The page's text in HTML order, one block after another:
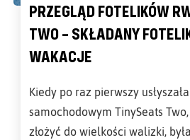
PRZEGLĄD FOTELIKÓW
TWO – SKŁADANY
WAKACJE
Kiedy po raz pierwszy
samochodowym TinySeats
złożyć do wielkości walizki,